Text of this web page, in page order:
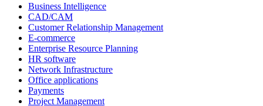
Business Intelligence
CAD/CAM
Customer Relationship Management
E-commerce
Enterprise Resource Planning
HR software
Network Infrastructure
Office applications
Payments
Project Management